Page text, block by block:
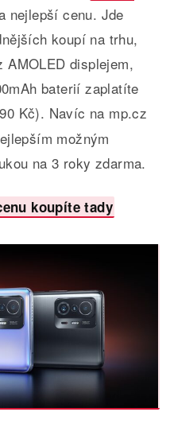
nejlepší cenu. Jde
koupí na trhu,
AMOLED displejem,
baterií zaplatíte
Kč). Navíc na mp.cz
možným
na 3 roky zdarma.
koupíte tady